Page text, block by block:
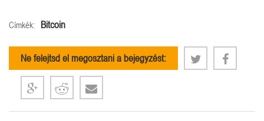
Címkék: Bitcoin
Ne felejtsd el megosztani a bejegyzést: